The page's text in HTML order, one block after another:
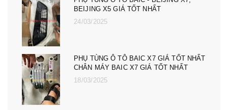
MG HS GIÁ TỐT NHẤT - CÀNG A, ROTUY
LÁI NGOÀI MG RX5, ZS, MG MG 5
PHỤ TÙNG Ô TÔ MG ZS, MG 5, MG RX5,
MG HS GIÁ TỐT NHẤT - ĐÈN PHA MG RX5,
ZS, MG MG 5